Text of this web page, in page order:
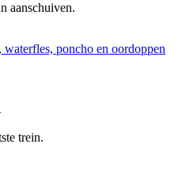
aanschuiven.
trein.